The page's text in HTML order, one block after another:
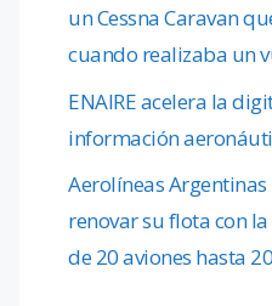
un Cessna Caravan
cuando realizaba un
ENAIRE acelera la
información
Aerolíneas
renovar su flota con
de 20 aviones hasta